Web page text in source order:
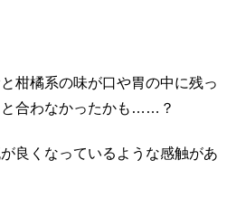
柑橘系の味が口や胃の中に残っ
合わなかったかも……？
良くなっているような感触があ